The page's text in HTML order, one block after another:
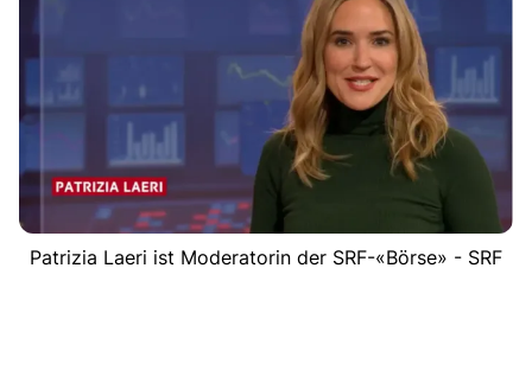
Patrizia Laeri ist Moderatorin der SRF-«Börse» - SRF